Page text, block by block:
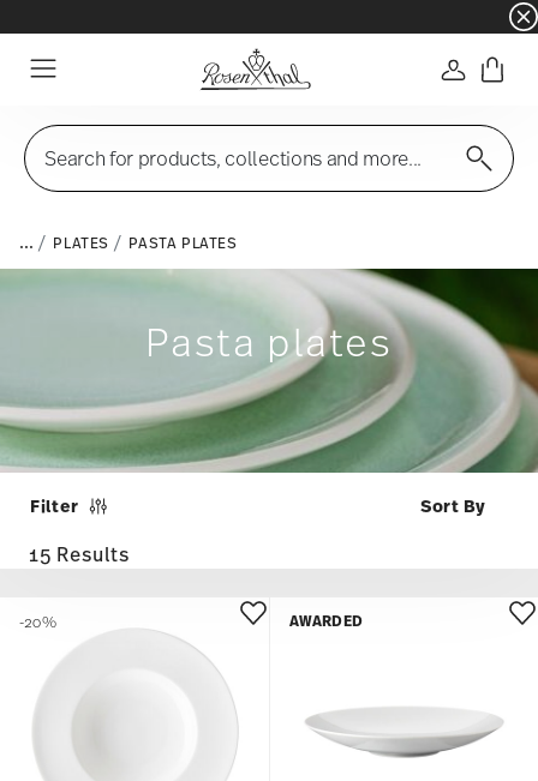
☀️ Summer SALE on selected items and
Login
Search for products, collections and more...
... PLATES PASTA PLATES
Pasta plates
Filter
15 Results
-20% AWARDED